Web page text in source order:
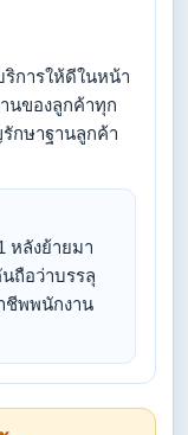
ริการให้ดีในหน้า
นของลูกค้าทุก
กษาฐานลูกค้า
หลังย้ายมา
ถือว่าบรรลุ
ชีพพนักงาน